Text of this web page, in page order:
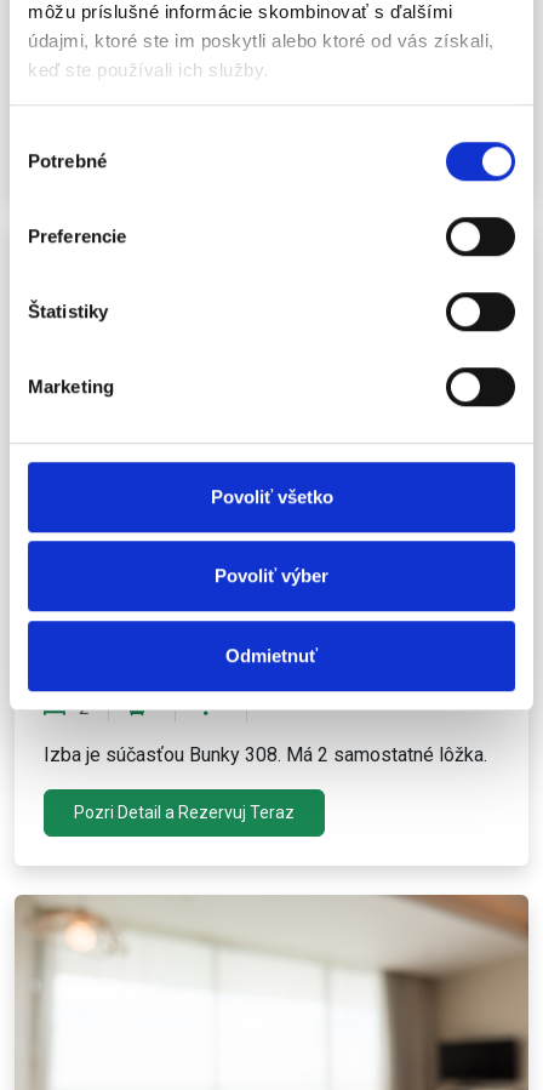
môžu príslušné informácie skombinovať s ďalšími
údajmi, ktoré ste im poskytli alebo ktoré od vás získali,
keď ste používali ich služby.
súhlasu
Potrebné
Preferencie
Štatistiky
Marketing
Povoliť všetko
Povoliť výber
Odmietnuť
3
Izba je súčasťou Bunky 307. Má 2 lôžka a prístelku.
cena od 39,00 € / Noc
2
Izba je súčasťou Bunky 308. Má 2 samostatné lôžka.
Pozri Detail a Rezervuj Teraz